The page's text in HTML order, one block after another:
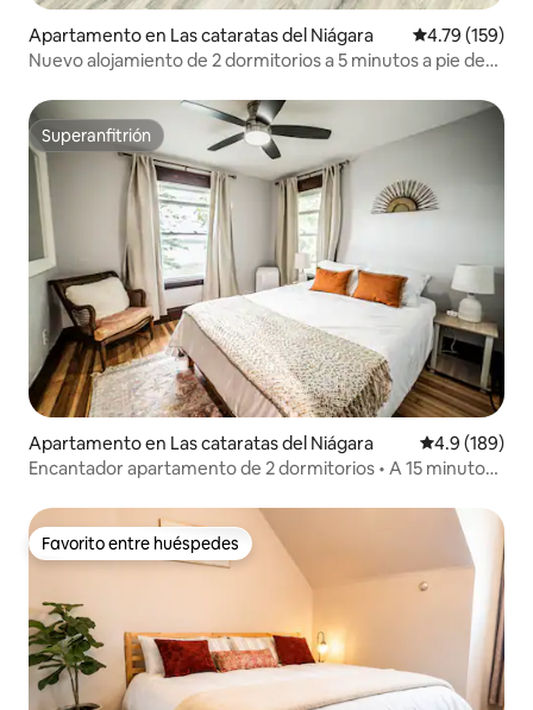
Apartamento en Las cataratas del Niágara Calificación
4.79 (159)
Nuevo alojamiento de 2 dormitorios a 5 minutos a pie de
Superanfitrión
Superanfitrión
Apartamento en Las cataratas del Niágara Calificación
4.9 (189)
Encantador apartamento de 2 dormitorios • A 15 minutos
Favorito entre huéspedes
Favorito entre huéspedes